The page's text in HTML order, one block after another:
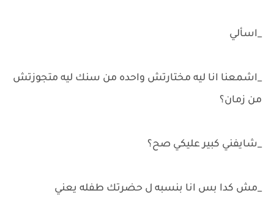
_اسألي
_اشمعنا انا ليه مختارتش واحده من سنك ليه متجوزتش
من زمان؟
_شايفني كبير عليكي صح؟
_مش كدا بس انا بنسبه ل حضرتك طفله يعني